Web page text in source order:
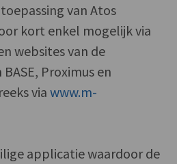
van Atos
kort enkel mogelijk via
websites van de
Proximus en
via www.m-
applicatie waardoor de